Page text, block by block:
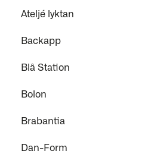
Ateljé lyktan
Backapp
Blå Station
Bolon
Brabantia
Dan-Form